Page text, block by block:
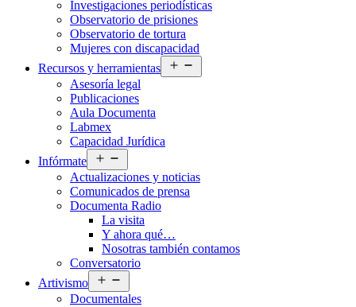
menú
Investigaciones periodísticas
Observatorio de prisiones
Observatorio de tortura
Mujeres con discapacidad
Recursos y herramientas
el
Asesoría legal
Publicaciones
Aula Documenta
Labmex
Capacidad Jurídica
Infórmate
el
menú
Actualizaciones y noticias
Comunicados de prensa
Documenta Radio
La visita
Y ahora qué…
Nosotras también contamos
Conversatorio
Artivismo
el
menú
Documentales